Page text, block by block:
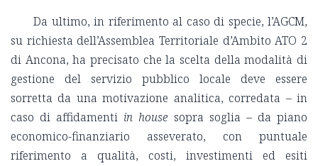
Da ultimo, in riferimento al caso di specie, l’AGCM,
su richiesta dell’Assemblea Territoriale d’Ambito ATO 2
di Ancona, ha precisato che la scelta della modalità di
gestione del servizio pubblico locale deve essere
sorretta da una motivazione analitica, corredata – in
caso di affidamenti in house sopra soglia – da piano
economico-finanziario asseverato, con puntuale
riferimento a qualità, costi, investimenti ed esiti